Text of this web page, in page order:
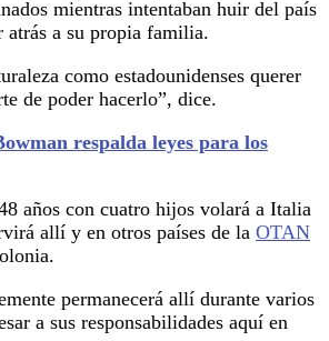
mientras intentaban huir del país
a su propia familia.
como estadounidenses querer
de poder hacerlo”, dice.
respalda leyes para los
años con cuatro hijos volará a Italia
allí y en otros países de la OTAN
permanecerá allí durante varios
a sus responsabilidades aquí en